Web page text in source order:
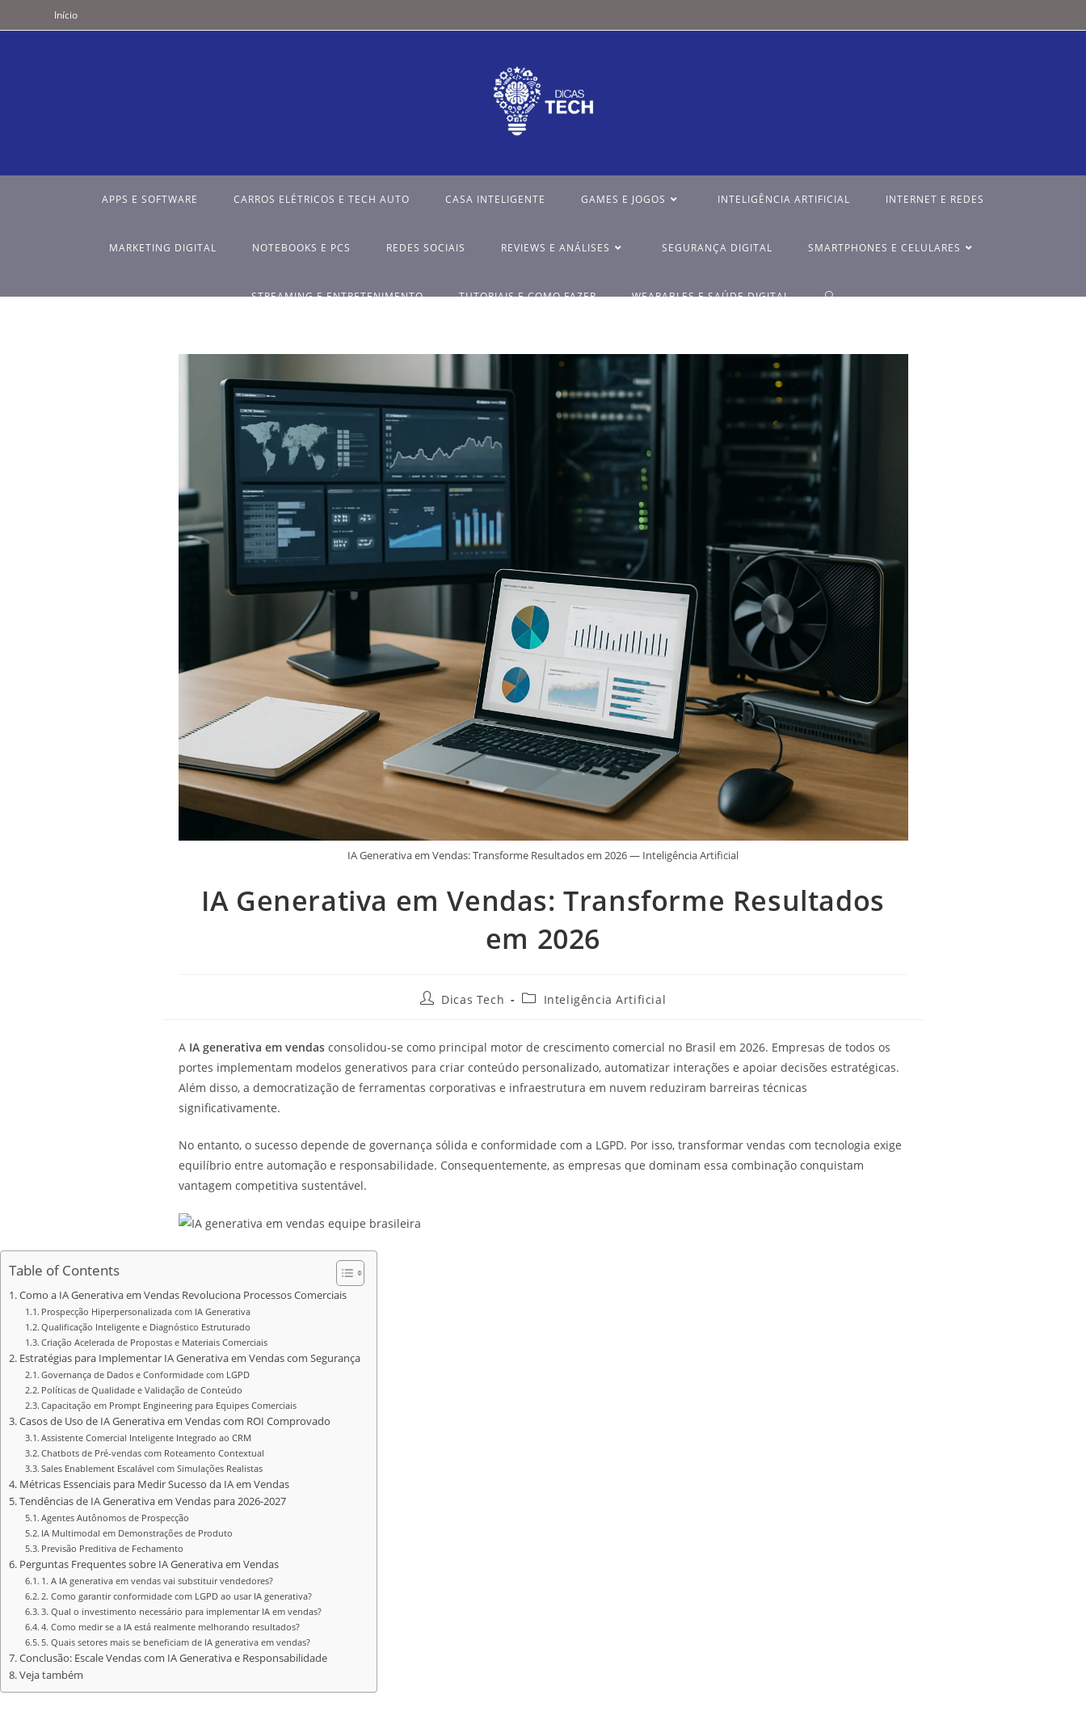
Início
APPS E SOFTWARE CARROS ELÉTRICOS E TECH AUTO CASA INTELIGENTE GAMES E JOGOS INTELIGÊNCIA ARTIFICIAL INTERNET E REDES
MARKETING DIGITAL NOTEBOOKS E PCS REDES SOCIAIS REVIEWS E ANÁLISES SEGURANÇA DIGITAL SMARTPHONES E CELULARES
STREAMING E ENTRETENIMENTO TUTORIAIS E COMO FAZER WEARABLES E SAÚDE DIGITAL
IA Generativa em Vendas: Transforme Resultados em 2026 — Inteligência Artificial
IA Generativa em Vendas: Transforme Resultados
em 2026
Dicas Tech Inteligência Artificial
A IA generativa em vendasconsolidou-se como principal motor de crescimento comercial no Brasil em 2026. Empresas de todos os
portes implementam modelos generativos para criar conteúdo personalizado, automatizar interações e apoiar decisões estratégicas.
Além disso, a democratização de ferramentas corporativas e infraestrutura em nuvem reduziram barreiras técnicas
significativamente.
No entanto, o sucesso depende de governança sólida e conformidade com a LGPD. Por isso, transformar vendas com tecnologia exige
equilíbrio entre automação e responsabilidade. Consequentemente, as empresas que dominam essa combinação conquistam
vantagem competitiva sustentável.
Table of Contents
Como a IA Generativa em Vendas Revoluciona Processos Comerciais
Prospecção Hiperpersonalizada com IA Generativa
Qualificação Inteligente e Diagnóstico Estruturado
Criação Acelerada de Propostas e Materiais Comerciais
Estratégias para Implementar IA Generativa em Vendas com Segurança
Governança de Dados e Conformidade com LGPD
Políticas de Qualidade e Validação de Conteúdo
Capacitação em Prompt Engineering para Equipes Comerciais
Casos de Uso de IA Generativa em Vendas com ROI Comprovado
Assistente Comercial Inteligente Integrado ao CRM
Chatbots de Pré-vendas com Roteamento Contextual
Sales Enablement Escalável com Simulações Realistas
Métricas Essenciais para Medir Sucesso da IA em Vendas
Tendências de IA Generativa em Vendas para 2026-2027
Agentes Autônomos de Prospecção
IA Multimodal em Demonstrações de Produto
Previsão Preditiva de Fechamento
Perguntas Frequentes sobre IA Generativa em Vendas
1. A IA generativa em vendas vai substituir vendedores?
2. Como garantir conformidade com LGPD ao usar IA generativa?
3. Qual o investimento necessário para implementar IA em vendas?
4. Como medir se a IA está realmente melhorando resultados?
5. Quais setores mais se beneficiam de IA generativa em vendas?
Conclusão: Escale Vendas com IA Generativa e Responsabilidade
Veja também